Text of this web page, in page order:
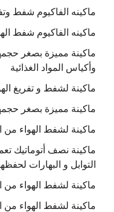
ماكينه الفاكيوم شفط
ماكينه الفاكيوم شفط
ماكينة مميزة بصغر
وأكياس المواد الغذائية
ماكينة لشفط و تفريغ
ماكينة مميزة بصغر
ماكينة لشفط الهواء من
ماكينة نصف أتوماتيك
التوابل و البهارات
ماكينة لشفط الهواء من
ماكينة لشفط الهواء من